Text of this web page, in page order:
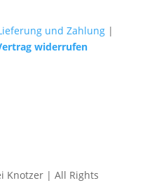
und Zahlung|
widerrufen
Knotzer | All Rights